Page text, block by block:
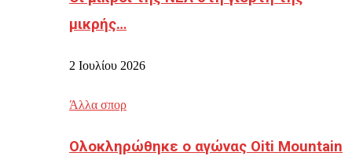
μικρής…
2 Ιουλίου 2026
Άλλα σπορ
Ολοκληρώθηκε ο αγώνας Oiti Mountain